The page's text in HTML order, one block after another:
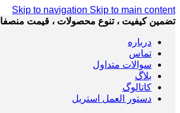
Skip to navigation Skip to main content
تضمین کیفیت ، تنوع محصولات ، قیمت
درباره
تماس
سوالات متداول
بلاگ
کاتالوگ
دستور العمل استریل